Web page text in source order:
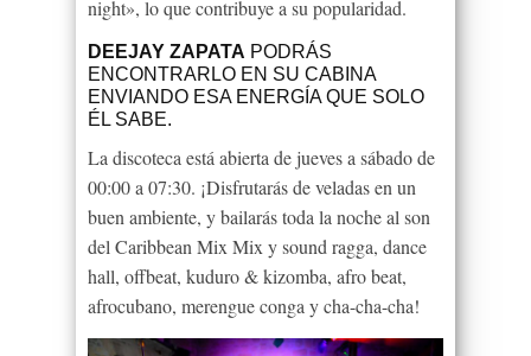
night», lo que contribuye a su popularidad.
DEEJAY ZAPATA PODRÁS
ENCONTRARLO EN SU CABINA
ENVIANDO ESA ENERGÍA QUE SOLO
ÉL SABE.
La discoteca está abierta de jueves a sábado de
00:00 a 07:30. ¡Disfrutarás de veladas en un
buen ambiente, y bailarás toda la noche al son
del Caribbean Mix Mix y sound ragga, dance
hall, offbeat, kuduro & kizomba, afro beat,
afrocubano, merengueconga y cha-cha-cha!